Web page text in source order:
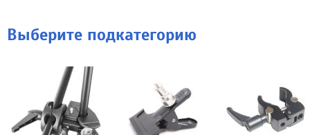
Выберите подкатегорию